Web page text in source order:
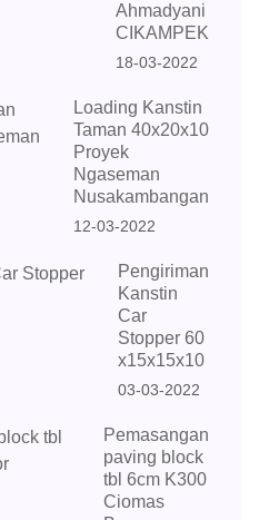
Ahmadyani
CIKAMPEK
18-03-2022
Loading Kanstin
Taman 40x20x10
Proyek
Ngaseman
Nusakambangan
12-03-2022
Pengiriman
Kanstin
Car
Stopper 60
x15x15x10
03-03-2022
Pemasangan
paving block
tbl 6cm K300
Ciomas